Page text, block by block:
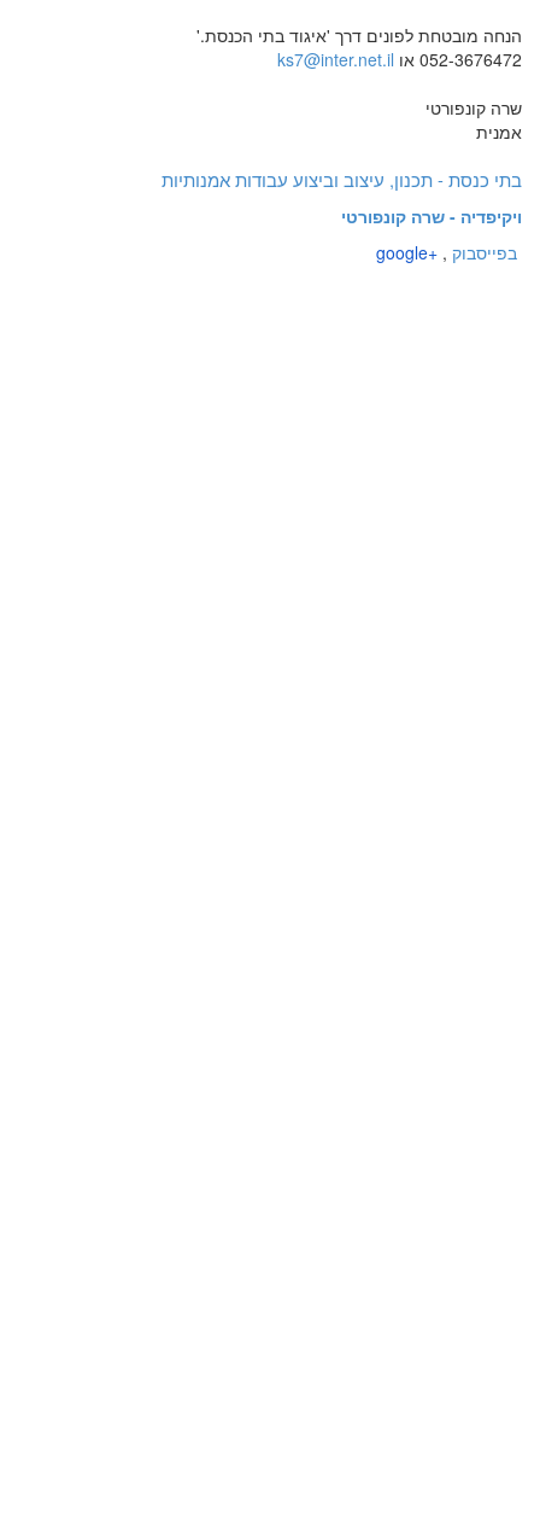
הנחה מובטחת לפונים דרך 'איגוד בתי הכנסת.'
052-3676472 או
ks7@inter.net.il
שרה קונפורטי
אמנית
בתי כנסת - תכנון, עיצוב וביצוע עבודות אמנותיות
ויקיפדיה - שרה קונפורטי
בפייסבוק ,
google+